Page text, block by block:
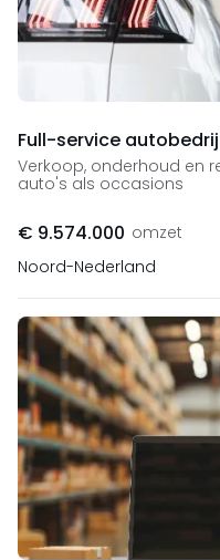
Full-service
Verkoop, onderhoud en
auto's als occasions
€ 9.574.000 omzet
Noord-Nederland